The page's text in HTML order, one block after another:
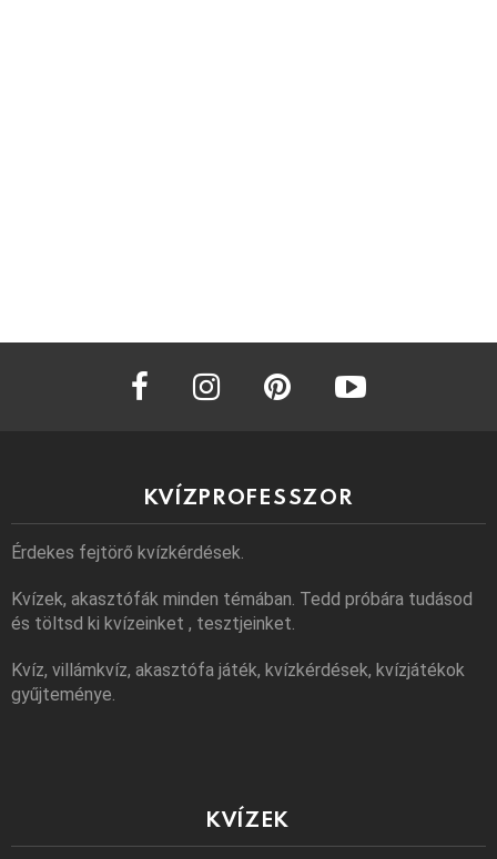
facebook instagram
KVÍZPROFESSZOR
Érdekes fejtörő kvízkérdések.
Kvízek, akasztófák minden témában. Tedd próbára tudásod
és töltsd ki kvízeinket , tesztjeinket.
Kvíz, villámkvíz, akasztófa játék, kvízkérdések, kvízjátékok
gyűjteménye.
KVÍZEK